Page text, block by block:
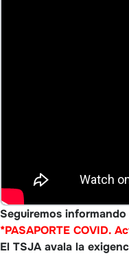
Seguiremos
*PASAPORTE COVID.
El TSJA avala la